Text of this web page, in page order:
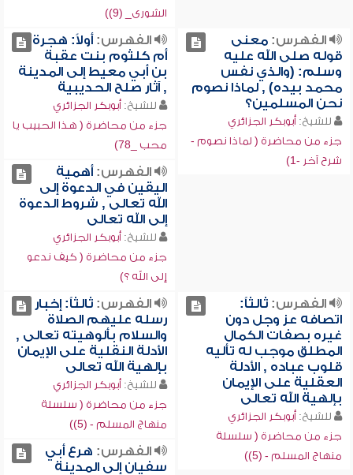
الشورى_ (9))
الفهرس:معنى
قوله صلى الله عليه
وسلم: (والذي نفس
محمد بيده) , لماذا نصوم
نحن المسلمين؟
للشيخ: أبوبكر الجزائري
جزء من محاضرة ( لماذا نصوم -
شرح آخر -1)
الفهرس:أولاً: هجرة
أم كلثوم بنت عقبة
بن أبي معيط إلى المدينة
, آثار صلح الحديبية
للشيخ: أبوبكر الجزائري
جزء من محاضرة ( هذا الحبيب يا
محب _78)
الفهرس:أهمية
اليقين في الدعوة إلى
الله تعالى , شروط الدعوة
إلى الله تعالى
للشيخ: أبوبكر الجزائري
جزء من محاضرة ( كيف ندعو
إلى الله ؟)
الفهرس:ثالثاً:
اتصافه عز وجل دون
غيره بصفات الكمال
المطلق موجب له تأليه
قلوب عباده , الأدلة
العقلية على الإيمان
بإلهية الله تعالى
للشيخ: أبوبكر الجزائري
جزء من محاضرة ( سلسلة
منهاج المسلم - (5))
الفهرس:ثالثاً: إخبار
رسله عليهم الصلاة
والسلام بألوهيته تعالى ,
الأدلة النقلية على الإيمان
بإلهية الله تعالى
للشيخ: أبوبكر الجزائري
جزء من محاضرة ( سلسلة
منهاج المسلم - (5))
الفهرس: هرع أبي
سفيان إلى المدينة